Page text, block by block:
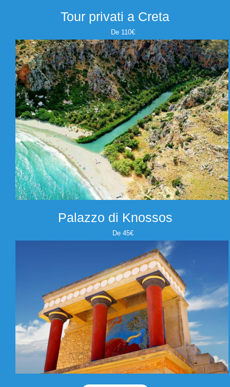
Tour privati a Creta
De 110€
Palazzo di Knossos
De 45€